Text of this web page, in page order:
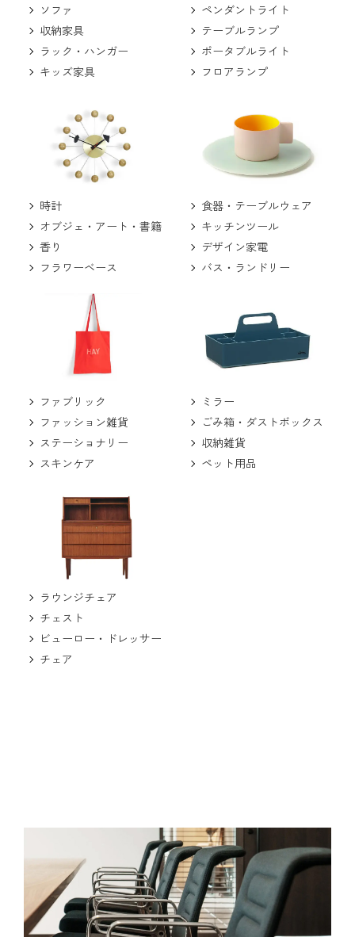
ソファ
収納家具
ラック・ハンガー
キッズ家具
ペンダントライト
テーブルランプ
ポータブルライト
フロアランプ
時計
オブジェ・アート・書籍
香り
フラワーベース
食器・テーブルウェア
キッチンツール
デザイン家電
バス・ランドリー
ファブリック
ファッション雑貨
ステーショナリー
スキンケア
ミラー
ごみ箱・ダストボックス
収納雑貨
ペット用品
ラウンジチェア
チェスト
ビューロー・ドレッサー
チェア